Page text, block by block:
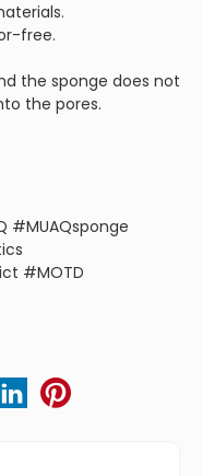
free.
the sponge does not
the pores.
#MUAQsponge
#MOTD